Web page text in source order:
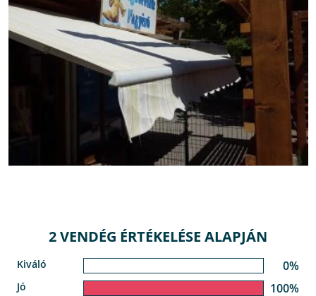
2 VENDÉG ÉRTÉKELÉSE ALAPJÁN
Kiváló 0%
Jó 100%